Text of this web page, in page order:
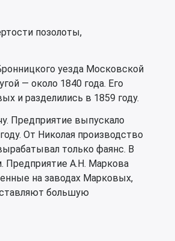
позолоты,
уезда Московской
— около 1840 года. Его
и разделились в 1859 году.
Предприятие выпускало
От Николая производство
только фаянс. В
Предприятие А.Н. Маркова
на заводах Марковых,
большую